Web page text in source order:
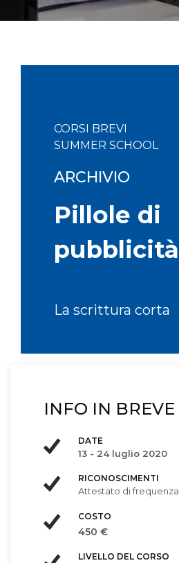
CORSI BREVI
SUMMER SCHOOL
ARCHIVIO
Pillole di
pubblicità
La scrittura corta
INFO IN BREVE
DATE
13 - 24 luglio 2020
RICONOSCIMENTI
Attestato di frequenza
COSTO
450 €
LIVELLO DEL CORSO